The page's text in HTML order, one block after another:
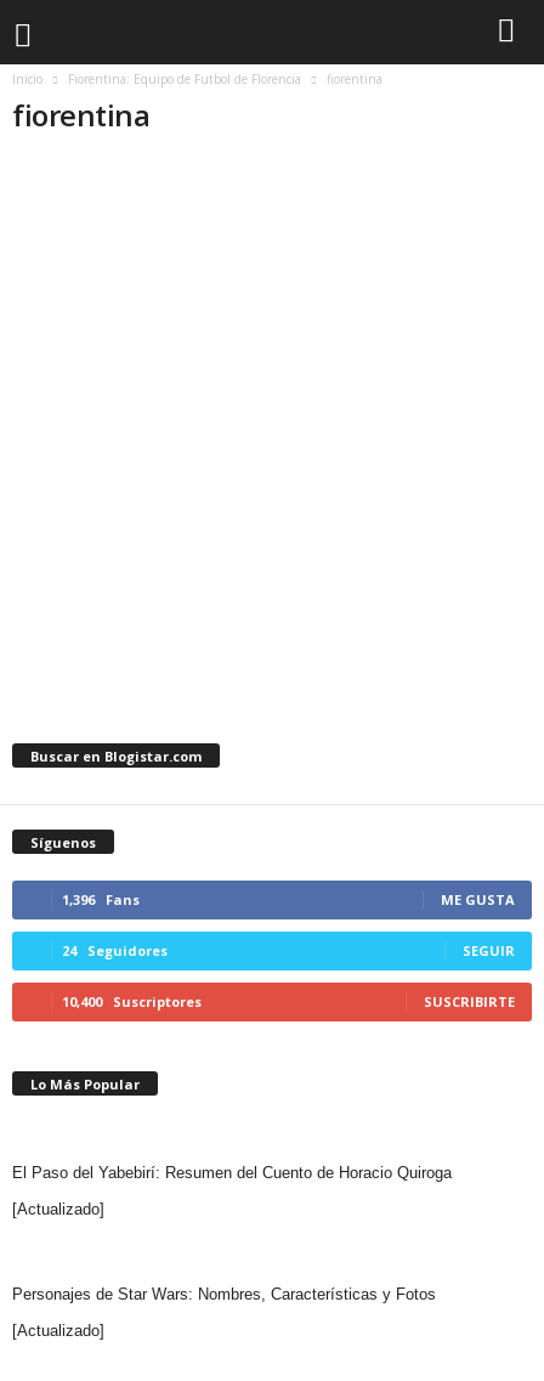
Inicio Fiorentina: Equipo de Futbol de Florencia fiorentina
fiorentina
Buscar en Blogistar.com
Síguenos
1,396 Fans ME GUSTA
24 Seguidores SEGUIR
10,400 Suscriptores SUSCRIBIRTE
Lo Más Popular
El Paso del Yabebirí: Resumen del Cuento de Horacio Quiroga
[Actualizado]
Personajes de Star Wars: Nombres, Características y Fotos
[Actualizado]